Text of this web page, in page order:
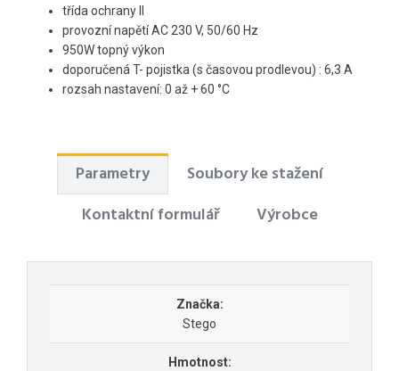
třída ochrany II
provozní napětí AC 230 V, 50/60 Hz
950W topný výkon
doporučená T- pojistka (s časovou prodlevou) : 6,3 A
rozsah nastavení: 0 až + 60 °C
Parametry
Soubory ke stažení
Kontaktní formulář
Výrobce
Značka:
Stego
Hmotnost: